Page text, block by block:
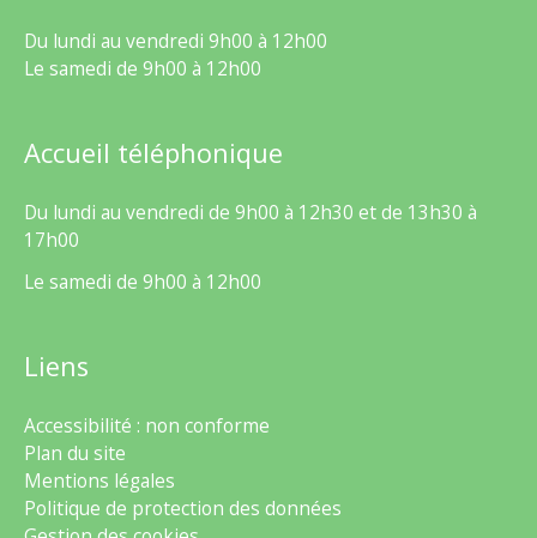
Du lundi au vendredi 9h00 à 12h00
Le samedi de 9h00 à 12h00
Accueil téléphonique
Du lundi au vendredi de 9h00 à 12h30 et de 13h30 à
17h00
Le samedi de 9h00 à 12h00
Liens
Accessibilité : non conforme
Plan du site
Mentions légales
Politique de protection des données